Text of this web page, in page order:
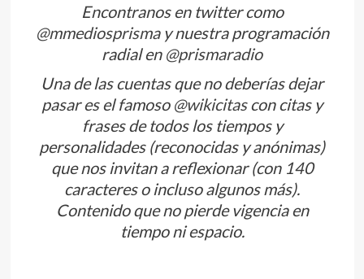
Encontranos en twitter como
@mmediosprismay nuestra programación
radial en @prismaradio
Una de las cuentas que no deberías dejar
pasar es el famoso @wikicitascon citas y
frases de todos los tiempos y
personalidades (reconocidas y anónimas)
que nos invitan a reflexionar (con 140
caracteres o incluso algunos más).
Contenido que no pierde vigencia en
tiempo ni espacio.